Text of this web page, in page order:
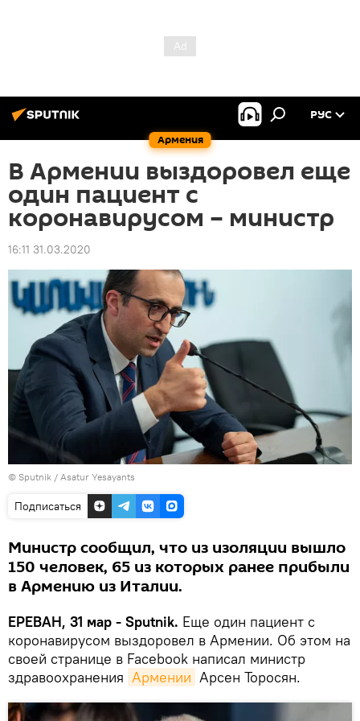
Армения
РУС
В Армении выздоровел еще
один пациент с
коронавирусом – министр
16:11 31.03.2020
© Sputnik / Asatur Yesayants
Подписаться
Министр сообщил, что из изоляции вышло
150 человек, 65 из которых ранее прибыли
в Армению из Италии.
ЕРЕВАН, 31 мар - Sputnik. Еще один пациент с
коронавирусом выздоровел в Армении. Об этом на
своей странице в Facebook написал министр
здравоохранения Армении Арсен Торосян.